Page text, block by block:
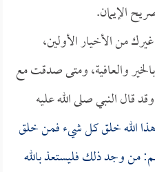
الإيمان.
من الأخيار الأولين،
والعافية، ومتى صدقت مع
قال النبي صلى الله عليه
هذا الله خلق كل شيء فمن خلق
من وجد ذلك فليستعذ بالله